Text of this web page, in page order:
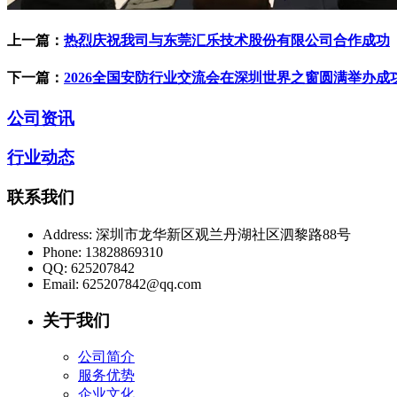
上一篇： 热烈庆祝我司与东莞汇乐技术股份有限公司合作成功
下一篇： 2026全国安防行业交流会在深圳世界之窗圆满举办成
公司资讯
行业动态
联系我们
Address: 深圳市龙华新区观兰丹湖社区泗黎路88号
Phone: 13828869310
QQ: 625207842
Email: 625207842@qq.com
关于我们
公司简介
服务优势